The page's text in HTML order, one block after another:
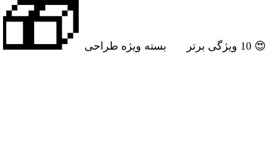
😍 10 ویژگی برتر بسته ویژه طراحی